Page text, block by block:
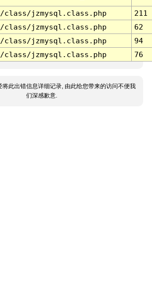
class/jzmysql.class.php
211
class/jzmysql.class.php
62
class/jzmysql.class.php
94
class/jzmysql.class.php 76
将此出错信息详细记录, 由此给您带来的访问不便我
们深感歉意.